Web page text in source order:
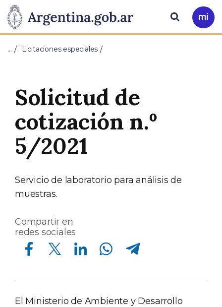
Presidencia
de
Nación
Pasar al contenido principal
Ir
a
Buscar
… Licitaciones especiales
Solicitud de
cotización n.º
5/2021
Servicio de laboratorio para análisis de
muestras.
Compartir en
redes sociales
Compartir en Facebook Compartir en Twitter Compartir en Linkedin Compartir en Whatsapp Compartir en Telegram
El Ministerio de Ambiente y Desarrollo